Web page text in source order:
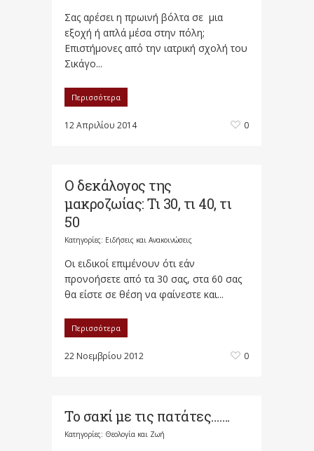
Σας αρέσει η πρωινή βόλτα σε μια
εξοχή ή απλά μέσα στην πόλη;
Επιστήμονες από την ιατρική σχολή του
Σικάγο...
Περισσότερα
12 Απριλίου 2014 0
Ο δεκάλογος της
μακροζωίας: Τι 30, τι 40, τι
50
Κατηγορίες: Ειδήσεις και Ανακοινώσεις
Οι ειδικοί επιμένουν ότι εάν
προνοήσετε από τα 30 σας, στα 60 σας
θα είστε σε θέση να φαίνεστε και...
Περισσότερα
22 Νοεμβρίου 2012 0
Το σακί με τις πατάτες…​….
Κατηγορίες: Θεολογία και Ζωή